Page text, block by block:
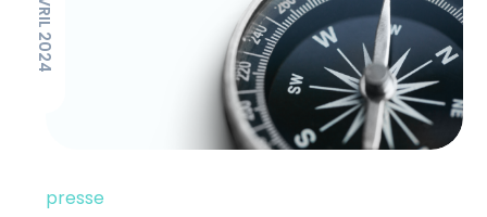
5 AVRIL 2024
presse